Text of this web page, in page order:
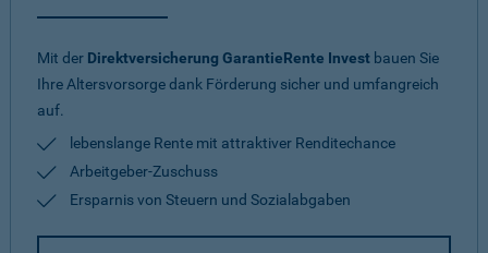
Mit der Direktversicherung GarantieRente Invest bauen Sie
Ihre Altersvorsorge dank Förderung sicher und umfangreich
auf.
lebenslange Rente mit attraktiver Renditechance
Arbeitgeber-Zuschuss
Ersparnis von Steuern und Sozialabgaben